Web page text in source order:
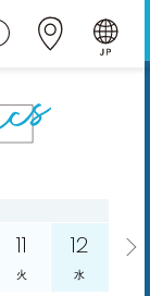
11
火
12
水